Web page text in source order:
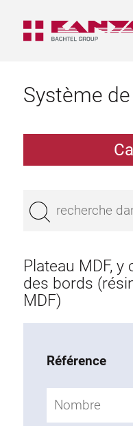
Système
Pateau de Table
Rayon
Chariot
Plateau MDF,
des bords
MDF)
Référence